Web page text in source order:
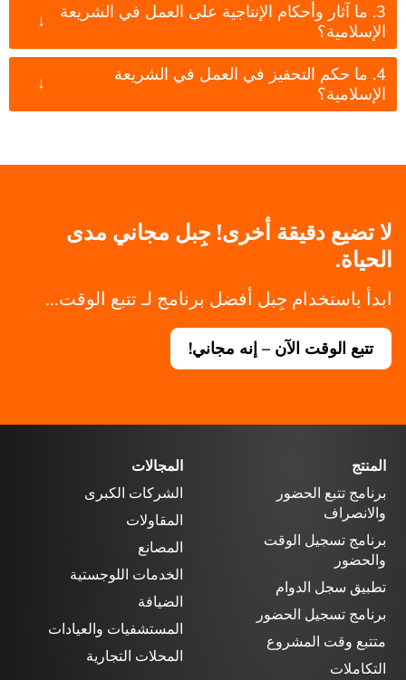
3. ما آثار وأحكام الإنتاجية على العمل في الشريعة
الإسلامية؟
↓
4. ما حكم التحفيز في العمل في الشريعة
الإسلامية؟
↓
لا تضيع دقيقة أخرى! جِبل مجاني مدى
الحياة.
ابدأ باستخدام جِبل أفضل برنامج لـ تتبع الوقت...
تتبع الوقت الآن – إنه مجاني!
المنتج
برنامج تتبع الحضور
والانصراف
برنامج تسجيل الوقت
والحضور
تطبيق سجل الدوام
برنامج تسجيل الحضور
متتبع وقت المشروع
التكاملات
المجالات
الشركات الكبرى
المقاولات
المصانع
الخدمات اللوجستية
الضيافة
المستشفيات والعيادات
المحلات التجارية